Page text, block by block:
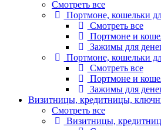
Смотреть все
Портмоне, кошельки
Смотреть все
Портмоне и
Зажимы для
Портмоне, кошельки
Смотреть все
Портмоне и
Зажимы для
Визитницы, кредитницы,
Смотреть все
Визитницы,